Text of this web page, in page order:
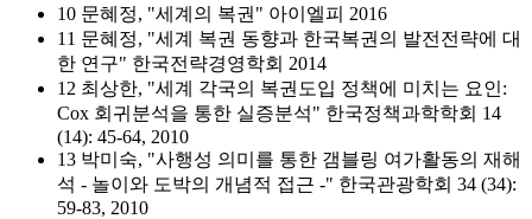
10 문혜정, "세계의 복권" 아이엘피 2016
11 문혜정, "세계 복권 동향과 한국복권의 발전전략에 대
한 연구" 한국전략경영학회 2014
12 최상한, "세계 각국의 복권도입 정책에 미치는 요인:
Cox 회귀분석을 통한 실증분석" 한국정책과학학회 14
(14): 45-64, 2010
13 박미숙, "사행성 의미를 통한 갬블링 여가활동의 재해
석 - 놀이와 도박의 개념적 접근 -" 한국관광학회 34 (34):
59-83, 2010